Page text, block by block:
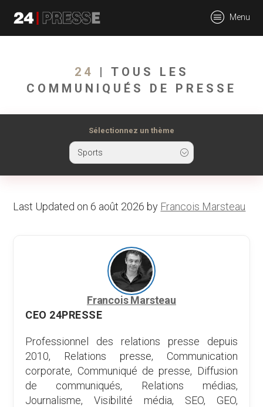
presse
Menu
24
| TOUS LES
COMMUNIQUÉS DE PRESSE
Sélectionnez un thème
Sports
Last Updated on 6 août 2026 by Francois Marsteau
Francois Marsteau
CEO 24PRESSE
Professionnel des relations presse depuis
2010, Relations presse, Communication
corporate, Communiqué de presse, Diffusion
de communiqués, Relations médias,
Journalisme, Visibilité média, SEO, GEO,